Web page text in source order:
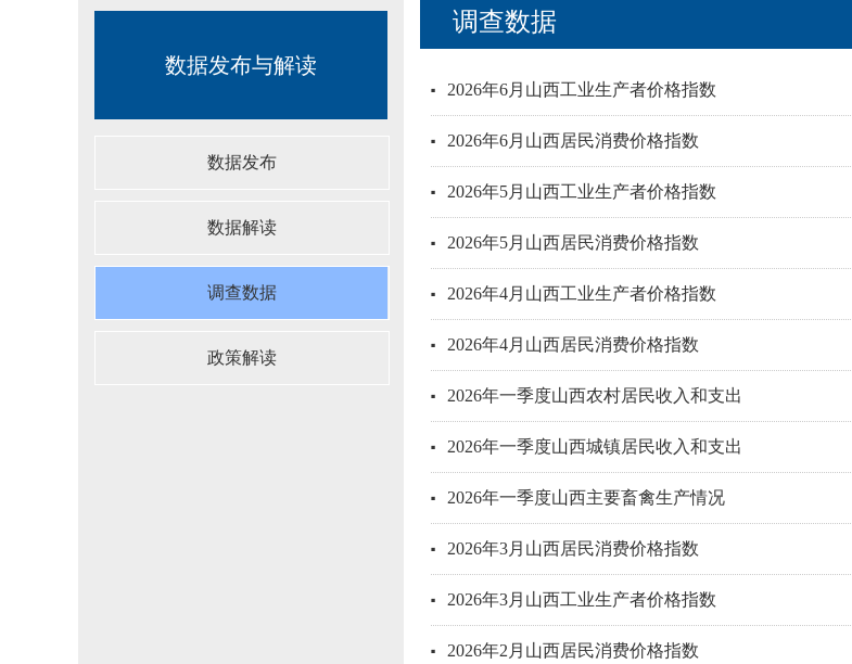
数据发布与解读
数据发布
数据解读
调查数据
政策解读
调查数据
2026年6月山西工业生产者价格指数
2026年6月山西居民消费价格指数
2026年5月山西工业生产者价格指数
2026年5月山西居民消费价格指数
2026年4月山西工业生产者价格指数
2026年4月山西居民消费价格指数
2026年一季度山西农村居民收入和支出
2026年一季度山西城镇居民收入和支出
2026年一季度山西主要畜禽生产情况
2026年3月山西居民消费价格指数
2026年3月山西工业生产者价格指数
2026年2月山西居民消费价格指数